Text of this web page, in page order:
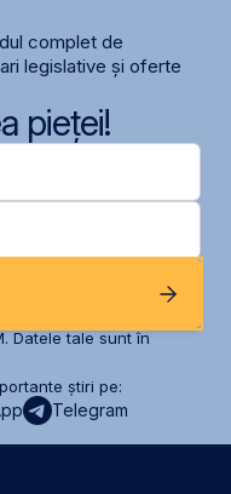
complet de
legislative și oferte
pieței!
Datele tale sunt în
știri pe:
Telegram